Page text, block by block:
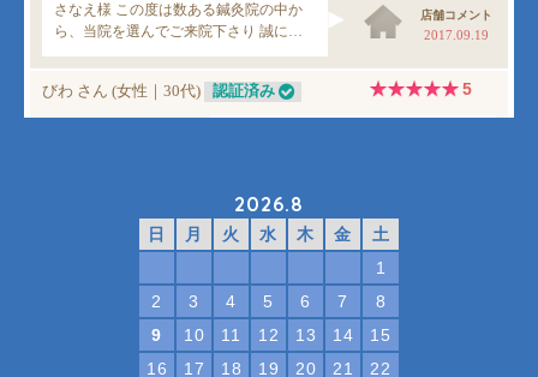
2026.8
日 月 火 水 木 金
土
1
2
3 4 5 6 7
8
9
10 11 12 13 14
15
16
17 18 19 20 21
22